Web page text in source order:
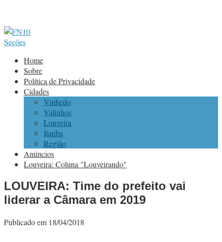
Seções
Home
Sobre
Política de Privacidade
Cidades
Vinhedo
Valinhos
Louveira
Itatiba
Região
Anúncios
Louveira: Coluna "Louveirando"
LOUVEIRA: Time do prefeito vai
liderar a Câmara em 2019
Publicado em 18/04/2018